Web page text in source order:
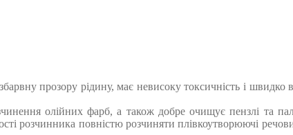
прозору рідину, має невисоку токсичність і
олійних фарб, а також добре очищує пензлі та
розчинника повністю розчиняти плівкоутворюючі